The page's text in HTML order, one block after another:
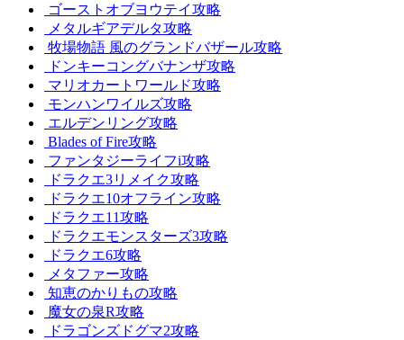
ゴーストオブヨウテイ攻略
メタルギアデルタ攻略
牧場物語 風のグランドバザール攻略
ドンキーコングバナンザ攻略
マリオカートワールド攻略
モンハンワイルズ攻略
エルデンリング攻略
Blades of Fire攻略
ファンタジーライフi攻略
ドラクエ3リメイク攻略
ドラクエ10オフライン攻略
ドラクエ11攻略
ドラクエモンスターズ3攻略
ドラクエ6攻略
メタファー攻略
知恵のかりもの攻略
魔女の泉R攻略
ドラゴンズドグマ2攻略